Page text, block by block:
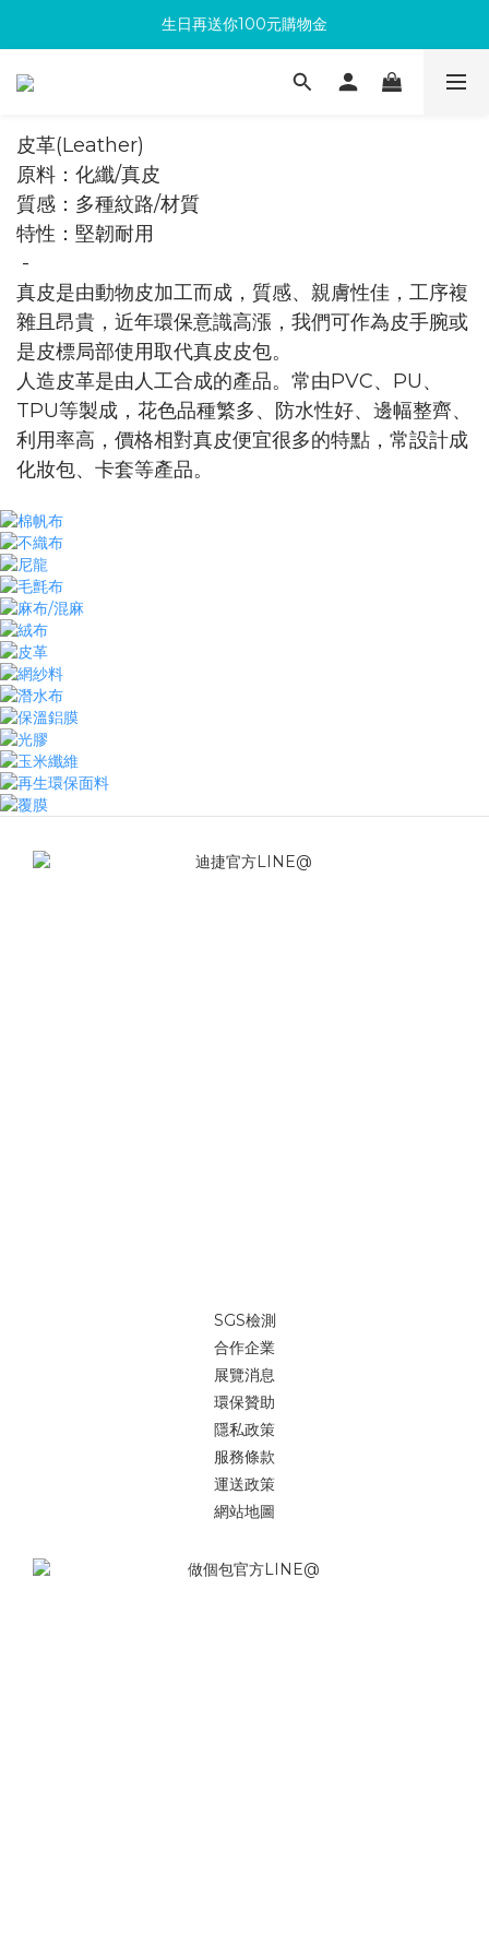
滿300回饋10%購物金
生日再送你100元購物金
加入成為新會員 馬上領取50元購物金
皮革(Leather)
原料：化纖/真皮
質感：多種紋路/材質
​特性：堅韌耐用
-
真皮是由動物皮加工而成，質感、親膚性佳，工序複
雜且昂貴，近年環保意識高漲，我們可作為皮手腕或
是皮標局部使用取代真皮皮包。
人造皮革是由人工合成的產品。常由PVC、PU、
TPU等製成，花色品種繁多、防水性好、邊幅整齊、
利用率高，價格相對真皮便宜很多的特點，常設計成
化妝包、卡套等產品。
SGS檢測
合作企業
展覽消息
環保贊助
隱私政策
服務條款
運送政策
網站地圖